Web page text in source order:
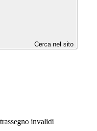
Cerca nel sito
invalidi